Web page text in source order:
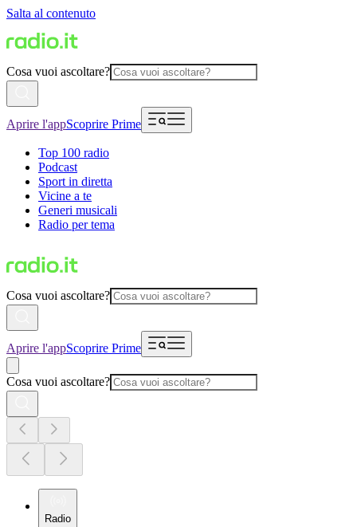
Salta al contenuto
Cosa vuoi ascoltare?
Aprire l'appScoprire Prime
Top 100 radio
Podcast
Sport in diretta
Vicine a te
Generi musicali
Radio per tema
Cosa vuoi ascoltare?
Aprire l'appScoprire Prime
Cosa vuoi ascoltare?
Radio